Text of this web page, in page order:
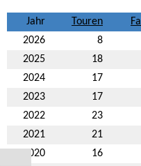
Jahr
2026
8
2025
18
2024
17
2023
17
2022
23
2021
21
2020
16